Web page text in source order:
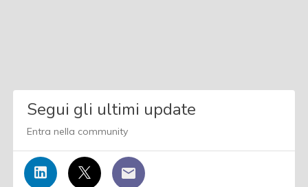
Segui gli ultimi update
Entra nella community